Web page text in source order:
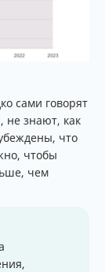
сами говорят
не знают, как
что
чтобы
чем